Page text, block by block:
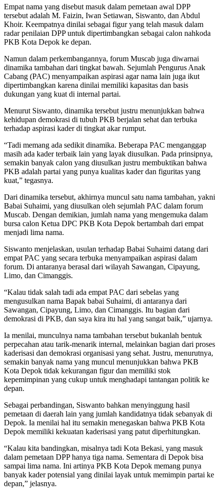
Empat nama yang disebut masuk dalam pemetaan awal DPP
tersebut adalah M. Faizin, Iwan Setiawan, Siswanto, dan Abdul
Khoir. Keempatnya dinilai sebagai figur yang telah masuk dalam
radar penilaian DPP untuk dipertimbangkan sebagai calon nahkoda
PKB Kota Depok ke depan.
Namun dalam perkembangannya, forum Muscab juga diwarnai
dinamika tambahan dari tingkat bawah. Sejumlah Pengurus Anak
Cabang (PAC) menyampaikan aspirasi agar nama lain juga ikut
dipertimbangkan karena dinilai memiliki kapasitas dan basis
dukungan yang kuat di internal partai.
Menurut Siswanto, dinamika tersebut justru menunjukkan bahwa
kehidupan demokrasi di tubuh PKB berjalan sehat dan terbuka
terhadap aspirasi kader di tingkat akar rumput.
“Tadi memang ada sedikit dinamika. Beberapa PAC menganggap
masih ada kader terbaik lain yang layak diusulkan. Pada prinsipnya,
semakin banyak calon yang diusulkan justru membuktikan bahwa
PKB adalah partai yang punya kualitas kader dan figuritas yang
kuat,” tegasnya.
Dari dinamika tersebut, akhirnya muncul satu nama tambahan, yakni
Babai Suhaimi, yang diusulkan oleh sejumlah PAC dalam forum
Muscab. Dengan demikian, jumlah nama yang mengemuka dalam
bursa calon Ketua DPC PKB Kota Depok bertambah dari empat
menjadi lima nama.
Siswanto menjelaskan, usulan terhadap Babai Suhaimi datang dari
empat PAC yang secara terbuka menyampaikan aspirasi dalam
forum. Di antaranya berasal dari wilayah Sawangan, Cipayung,
Limo, dan Cimanggis.
“Kalau tidak salah tadi ada empat PAC dari sebelas yang
mengusulkan nama Bapak babai Suhaimi, di antaranya dari
Sawangan, Cipayung, Limo, dan Cimanggis. Itu bagian dari
demokrasi di PKB, dan saya kira itu hal yang sangat baik,” ujarnya.
Ia menilai, munculnya nama tambahan tersebut bukanlah bentuk
perpecahan atau tarik-menarik internal, melainkan bagian dari proses
kaderisasi dan demokrasi organisasi yang sehat. Justru, menurutnya,
semakin banyak nama yang muncul menunjukkan bahwa PKB
Kota Depok tidak kekurangan figur dan memiliki stok
kepemimpinan yang cukup untuk menghadapi tantangan politik ke
depan.
Sebagai perbandingan, Siswanto bahkan menyinggung hasil
pemetaan di daerah lain yang jumlah kandidatnya tidak sebanyak di
Depok. Ia menilai hal itu semakin menegaskan bahwa PKB Kota
Depok memiliki kekuatan kaderisasi yang patut diperhitungkan.
“Kalau kita bandingkan, misalnya tadi Kota Bekasi, yang masuk
dalam pemetaan DPP hanya tiga nama. Sementara di Depok bisa
sampai lima nama. Ini artinya PKB Kota Depok memang punya
banyak kader potensial yang dinilai layak untuk memimpin partai ke
depan,” jelasnya.